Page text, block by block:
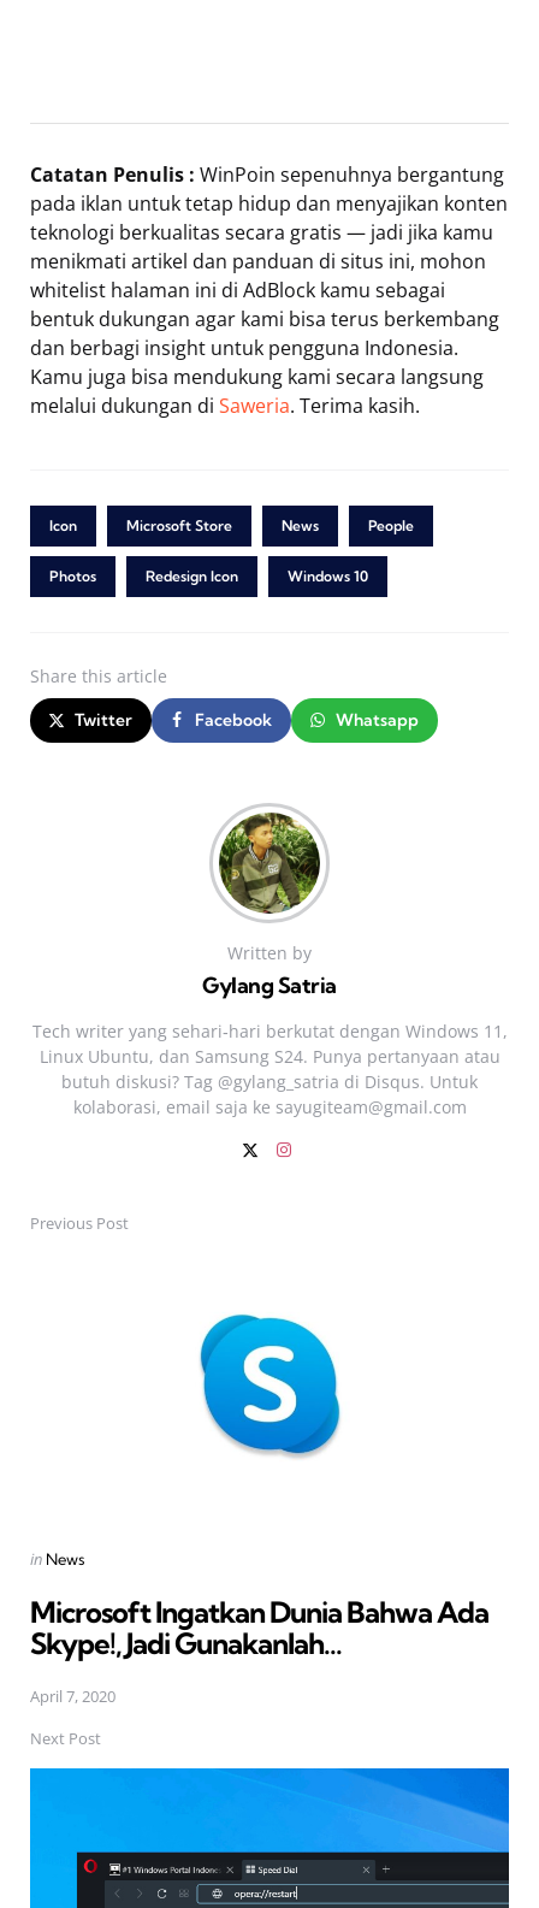
Catatan Penulis : WinPoin sepenuhnya bergantung
pada iklan untuk tetap hidup dan menyajikan konten
teknologi berkualitas secara gratis — jadi jika kamu
menikmati artikel dan panduan di situs ini, mohon
whitelist halaman ini di AdBlock kamu sebagai
bentuk dukungan agar kami bisa terus berkembang
dan berbagi insight untuk pengguna Indonesia.
Kamu juga bisa mendukung kami secara langsung
melalui dukungan di Saweria. Terima kasih.
Icon Microsoft Store News People
Photos Redesign Icon Windows 10
Share this article
Twitter Facebook Whatsapp
Written by
Gylang Satria
Tech writer yang sehari‑hari berkutat dengan Windows 11,
Linux Ubuntu, dan Samsung S24. Punya pertanyaan atau
butuh diskusi? Tag @gylang_satria di Disqus. Untuk
kolaborasi, email saja ke sayugiteam@gmail.com
PostPrevious Post
Posted
in News
Microsoft Ingatkan Dunia Bahwa Ada
Skype!, Jadi Gunakanlah...
April 7, 2020
Next Post